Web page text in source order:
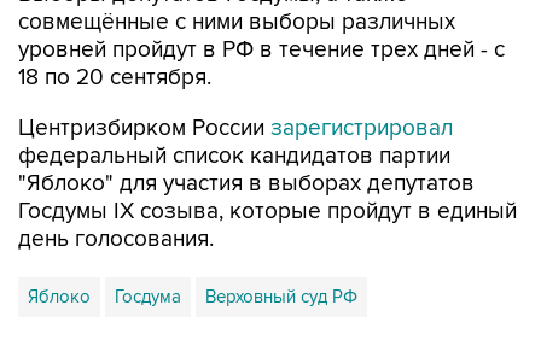
совмещённые с ними выборы различных
уровней пройдут в РФ в течение трех дней - с
18 по 20 сентября.
Центризбирком России зарегистрировал
федеральный список кандидатов партии
"Яблоко" для участия в выборах депутатов
Госдумы IX созыва, которые пройдут в единый
день голосования.
Яблоко Госдума Верховный суд РФ